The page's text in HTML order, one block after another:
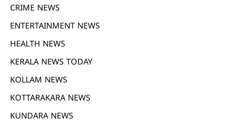
CRIME NEWS
ENTERTAINMENT NEWS
HEALTH NEWS
KERALA NEWS TODAY
KOLLAM NEWS
KOTTARAKARA NEWS
KUNDARA NEWS